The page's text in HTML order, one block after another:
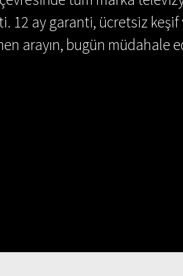
12 ay garanti, ücretsiz keşif
arayın, bugün müdahale